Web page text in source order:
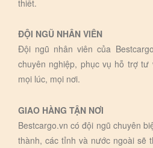
thiết.
ĐỘI NGŨ NHÂN VIÊN
Đội ngũ nhân viên của
chuyên nghiệp, phục vụ hỗ trợ tư
mọi lúc, mọi nơi.
GIAO HÀNG TẬN NƠI
Bestcargo.vn có đội ngũ chuyên
thành, các tỉnh và nước ngoài sẽ